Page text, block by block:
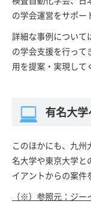
の学会運営をサポー
詳細な事例について
の学会支援を行って
用を提案・実現して
有名大
このほかにも、九
名大学や東京大学と
イアントからの案件
（※）参照元：ジ